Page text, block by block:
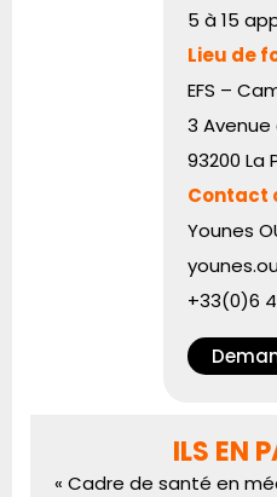
5 à 15
Lieu de
EFS –
3
93200 La
Contact
Younes
+33(0)6
ILS EN
« Cadre de santé en